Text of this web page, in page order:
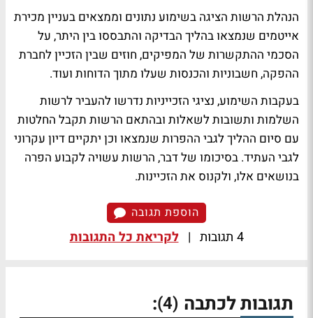
הנהלת הרשות הציגה בשימוע נתונים וממצאים בעניין מכירת
אייטמים שנמצאו בהליך הבדיקה והתבססו בין היתר, על
הסכמי ההתקשרות של המפיקים, חוזים שבין הזכיין לחברת
ההפקה, חשבוניות והכנסות שעלו מתוך הדוחות ועוד.
בעקבות השימוע, נציגי הזכייניות נדרשו להעביר לרשות
השלמות ותשובות לשאלות ובהתאם הרשות תקבל החלטות
עם סיום ההליך לגבי ההפרות שנמצאו וכן יתקיים דיון עקרוני
לגבי העתיד. בסיכומו של דבר, הרשות עשויה לקבוע הפרה
בנושאים אלו, ולקנוס את הזכיינות.
הוספת תגובה
4 תגובות | לקריאת כל התגובות
תגובות לכתבה (4)
: